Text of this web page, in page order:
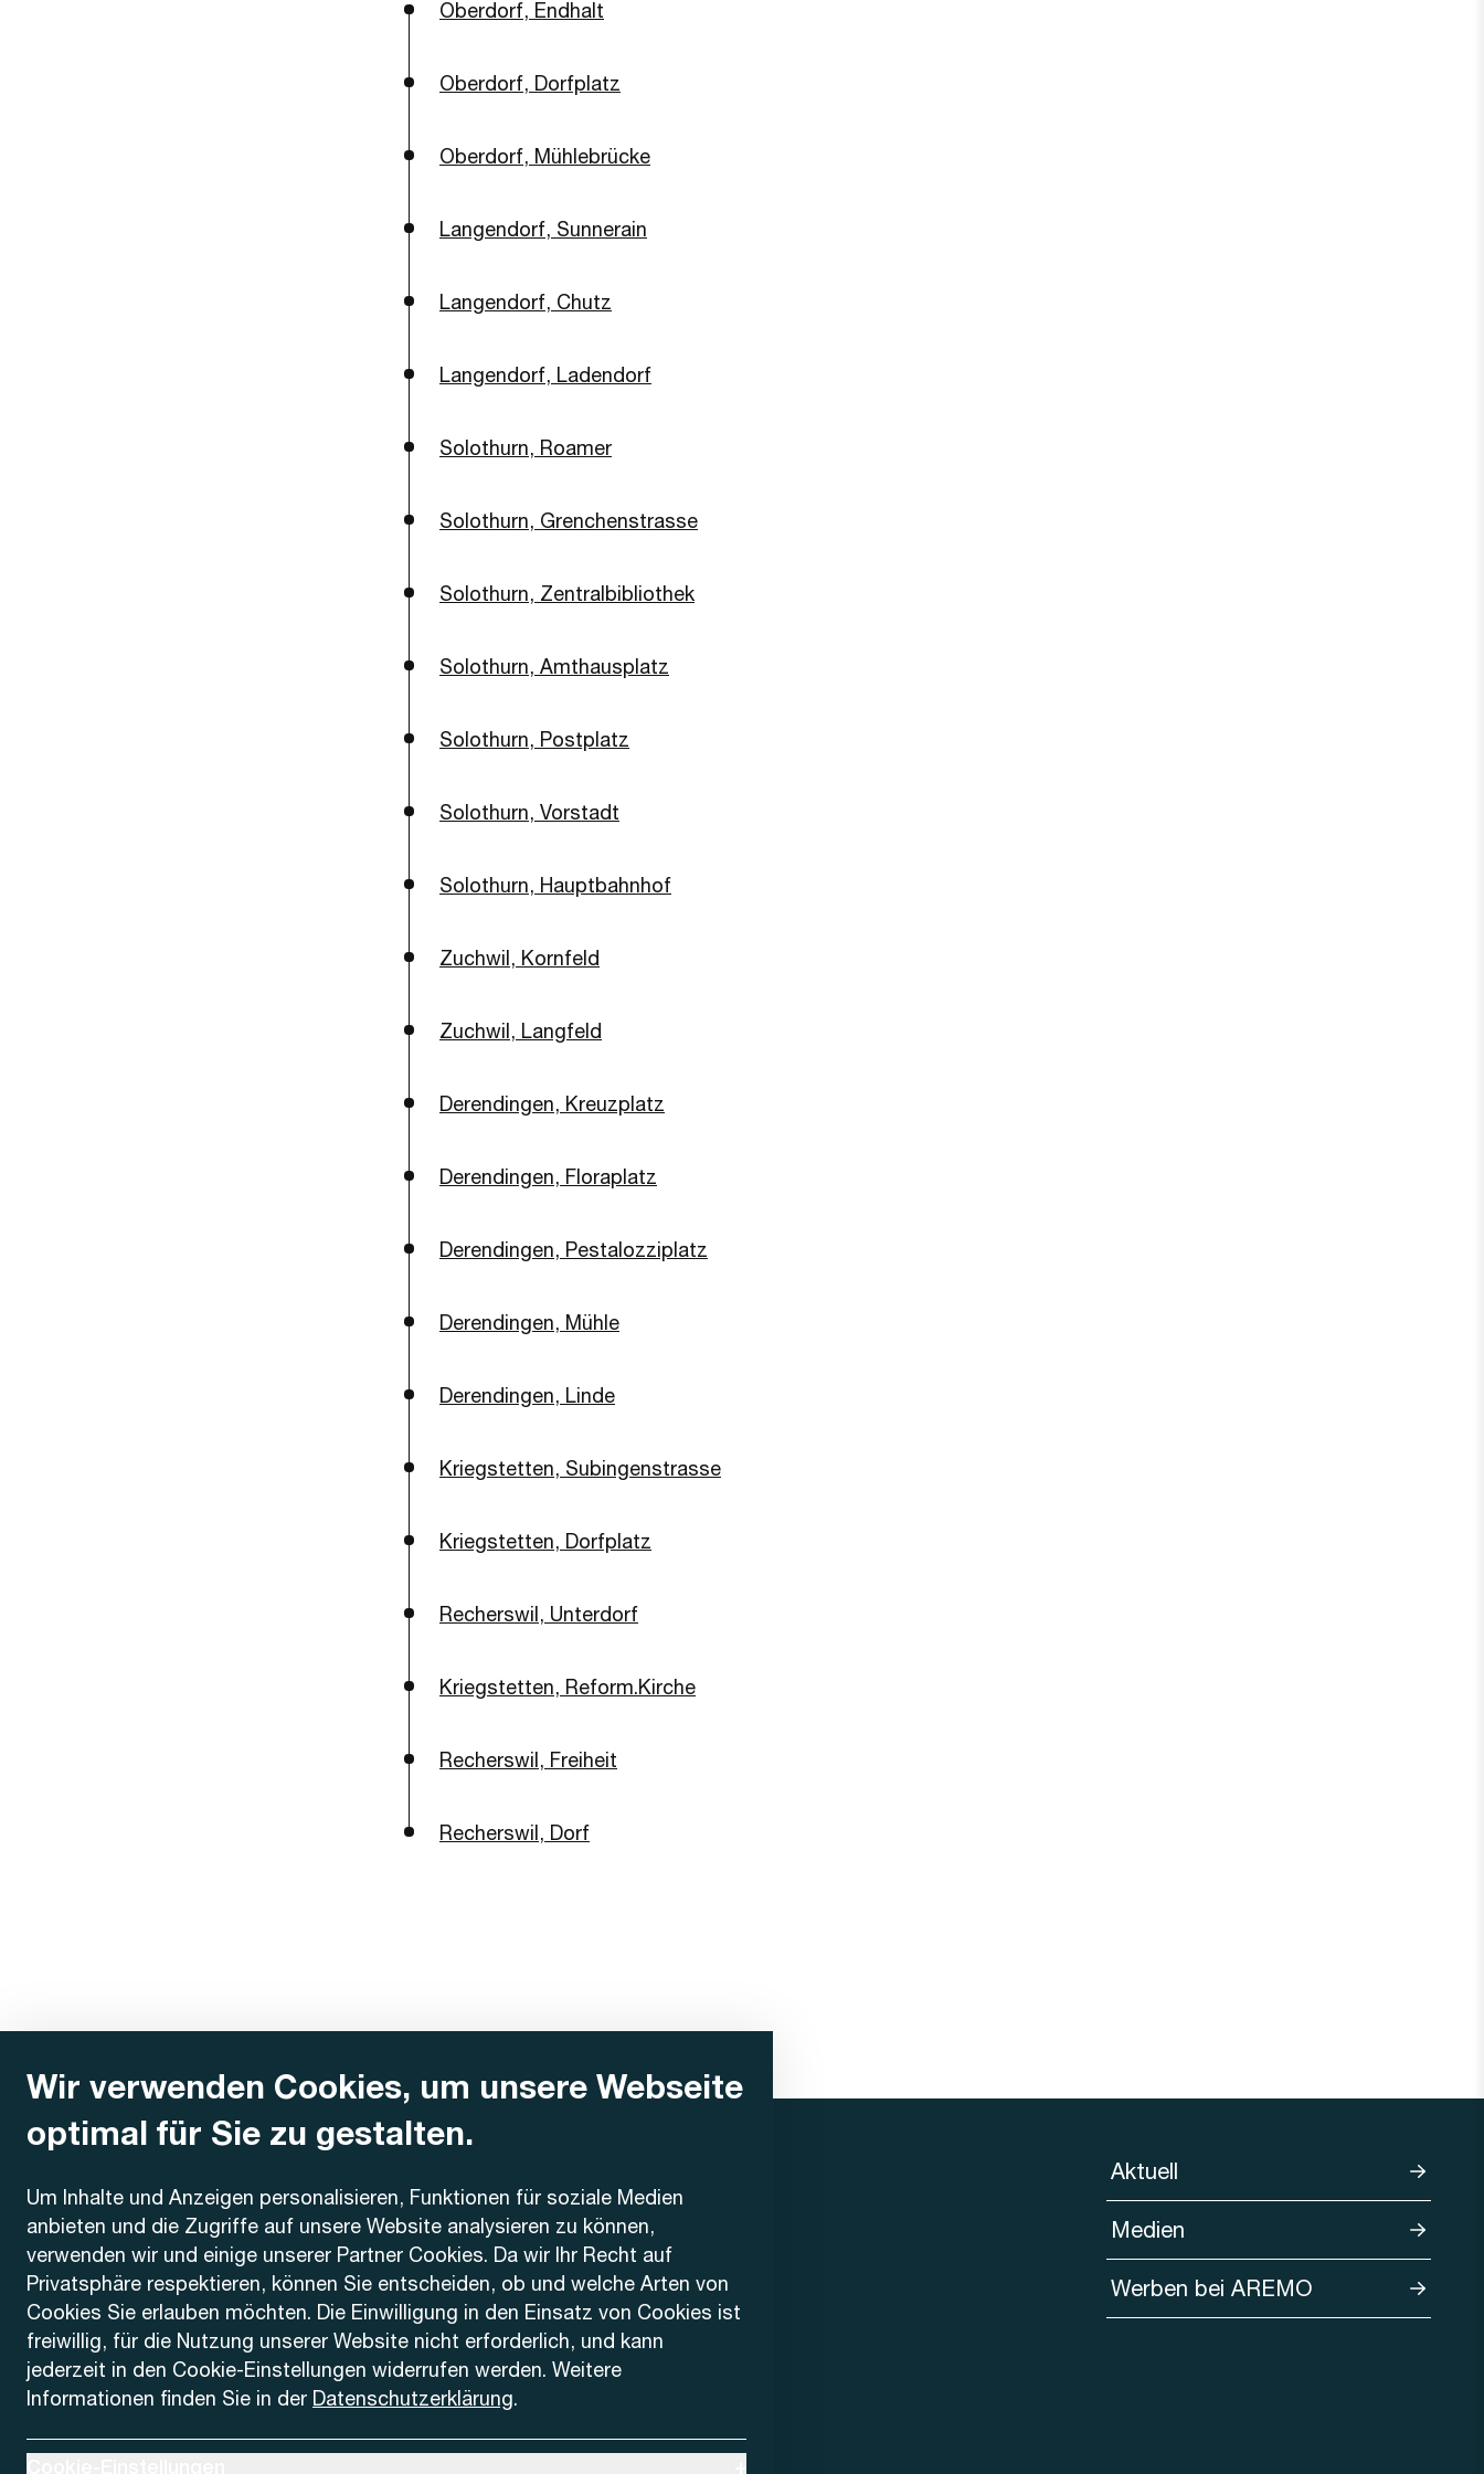
Wir verwenden Cookies, um unsere Webseite
optimal für Sie zu gestalten.
Um Inhalte und Anzeigen personalisieren, Funktionen für soziale Medien
anbieten und die Zugriffe auf unsere Website analysieren zu können,
verwenden wir und einige unserer Partner Cookies. Da wir Ihr Recht auf
Privatsphäre respektieren, können Sie entscheiden, ob und welche Arten von
Cookies Sie erlauben möchten. Die Einwilligung in den Einsatz von Cookies ist
freiwillig, für die Nutzung unserer Website nicht erforderlich, und kann
jederzeit in den Cookie-Einstellungen widerrufen werden. Weitere
Informationen finden Sie in der Datenschutzerklärung.
Oberdorf, Endhalt
Oberdorf, Dorfplatz
Oberdorf, Mühlebrücke
Langendorf, Sunnerain
Langendorf, Chutz
Langendorf, Ladendorf
Solothurn, Roamer
Solothurn, Grenchenstrasse
Solothurn, Zentralbibliothek
Solothurn, Amthausplatz
Solothurn, Postplatz
Solothurn, Vorstadt
Solothurn, Hauptbahnhof
Zuchwil, Kornfeld
Zuchwil, Langfeld
Derendingen, Kreuzplatz
Derendingen, Floraplatz
Derendingen, Pestalozziplatz
Derendingen, Mühle
Derendingen, Linde
Kriegstetten, Subingenstrasse
Kriegstetten, Dorfplatz
Recherswil, Unterdorf
Kriegstetten, Reform.Kirche
Recherswil, Freiheit
Recherswil, Dorf
AREMO
Busbetrieb Solothurn Grenchen und Umgebung AG
Dornacherstrasse 48
4500 Solothurn
Telefon
+41 32 622 37 22
Kontaktformular
Aktuell
Medien
Werben bei AREMO